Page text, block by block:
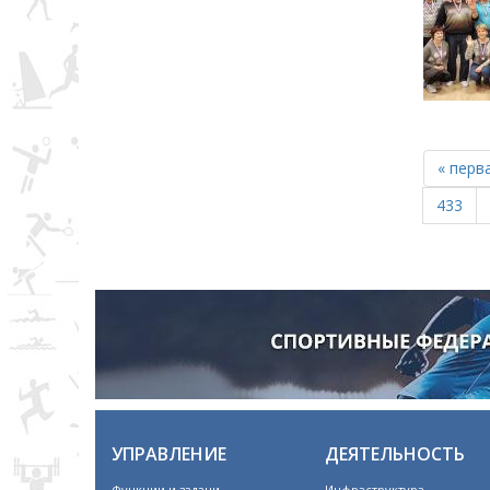
«
433
УПРАВЛЕНИЕ ДЕЯТЕЛЬНОСТЬ